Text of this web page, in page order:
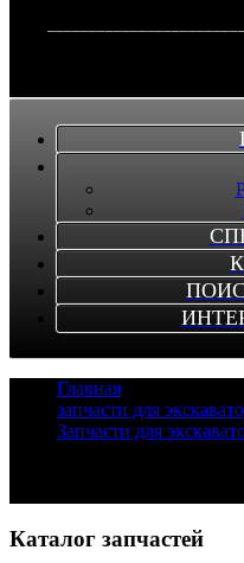
Главная
запчасти для
Запчасти для
Каталог запчастей